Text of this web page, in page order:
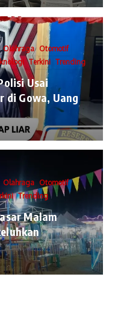
Olahraga Otomotif
Terkini Trending
Usai
di Gowa, Uang
Olahraga Otomotif
Trending
Malam